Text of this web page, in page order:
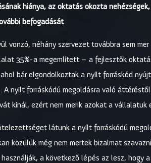
hiánya, az oktatás okozta
befogadását
vonzó, néhány szervezet továbbra sem
35%-a megemlített – a fejlesztők
bár elgondolkoztak a nyílt forráskód
A nyílt forráskódú megoldásra való
kínál, ezért nem merik azokat a vállalatuk
látunk a nyílt forráskódú
közülük még nem mertek bizalmat
a következő lépés az lesz, hogy